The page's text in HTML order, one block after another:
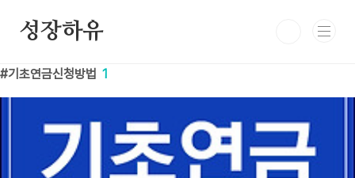
성장하유
기초연금신청방법 1